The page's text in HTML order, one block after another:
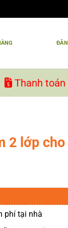
Thanh
2 lớp
phí tại nhà